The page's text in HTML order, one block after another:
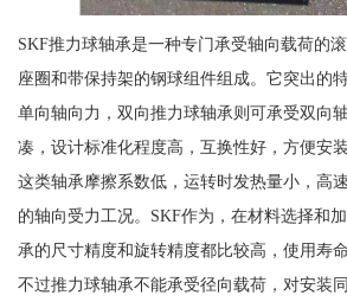
SKF推力球轴承是一种专门承受轴向载荷的
座圈和带保持架的钢球组件组成。它突出的
单向轴向力，双向推力球轴承则可承受双向
凑，设计标准化程度高，互换性好，方便安装
这类轴承摩擦系数低，运转时发热量小，高
的轴向受力工况。SKF作为，在材料选择和
承的尺寸精度和旋转精度都比较高，使用寿
不过推力球轴承不能承受径向载荷，对安装